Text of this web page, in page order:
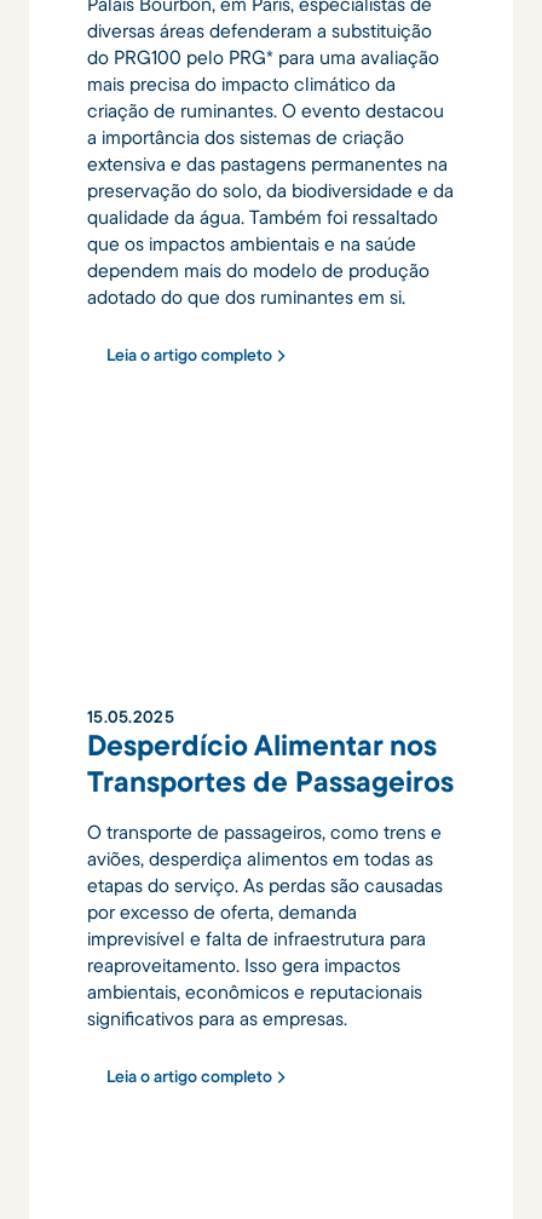
diversas áreas defenderam a substituição
do PRG100 pelo PRG* para uma avaliação
mais precisa do impacto climático da
criação de ruminantes. O evento destacou
a importância dos sistemas de criação
extensiva e das pastagens permanentes na
preservação do solo, da biodiversidade e da
qualidade da água. Também foi ressaltado
que os impactos ambientais e na saúde
dependem mais do modelo de produção
adotado do que dos ruminantes em si.
Leia o artigo completo
15.05.2025
Desperdício Alimentar nos
Transportes de Passageiros
O transporte de passageiros, como trens e
aviões, desperdiça alimentos em todas as
etapas do serviço. As perdas são causadas
por excesso de oferta, demanda
imprevisível e falta de infraestrutura para
reaproveitamento. Isso gera impactos
ambientais, econômicos e reputacionais
significativos para as empresas.
Leia o artigo completo